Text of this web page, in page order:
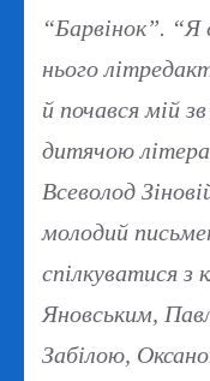
“Барвінок”.
нього
й почався мій
дитячою
Всеволод
молодий
спілкуватися
Яновським,
Забілою,